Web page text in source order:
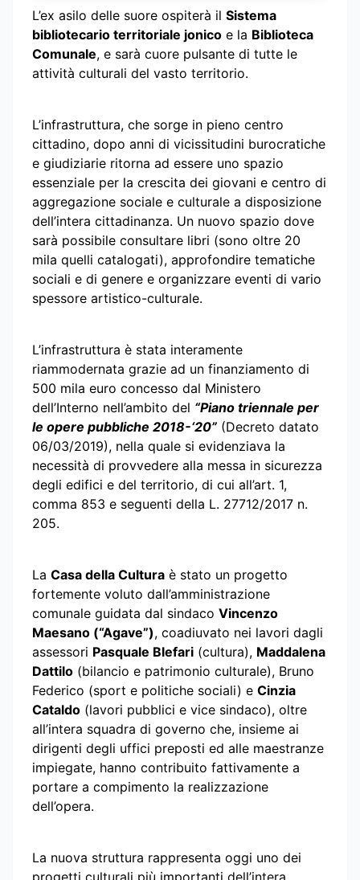
L’ex asilo delle suore ospiterà il Sistema
bibliotecario territoriale jonico e la Biblioteca
Comunale, e sarà cuore pulsante di tutte le
attività culturali del vasto territorio.
L’infrastruttura, che sorge in pieno centro
cittadino, dopo anni di vicissitudini burocratiche
e giudiziarie ritorna ad essere uno spazio
essenziale per la crescita dei giovani e centro di
aggregazione sociale e culturale a disposizione
dell’intera cittadinanza. Un nuovo spazio dove
sarà possibile consultare libri (sono oltre 20
mila quelli catalogati), approfondire tematiche
sociali e di genere e organizzare eventi di vario
spessore artistico-culturale.
L’infrastruttura è stata interamente
riammodernata grazie ad un finanziamento di
500 mila euro concesso dal Ministero
dell’Interno nell’ambito del “Piano triennale per
le opere pubbliche 2018-‘20” (Decreto datato
06/03/2019), nella quale si evidenziava la
necessità di provvedere alla messa in sicurezza
degli edifici e del territorio, di cui all’art. 1,
comma 853 e seguenti della L. 27712/2017 n.
205.
La Casa della Cultura è stato un progetto
fortemente voluto dall’amministrazione
comunale guidata dal sindaco Vincenzo
Maesano (“Agave”), coadiuvato nei lavori dagli
assessori Pasquale Blefari (cultura), Maddalena
Dattilo (bilancio e patrimonio culturale), Bruno
Federico (sport e politiche sociali) e Cinzia
Cataldo (lavori pubblici e vice sindaco), oltre
all’intera squadra di governo che, insieme ai
dirigenti degli uffici preposti ed alle maestranze
impiegate, hanno contribuito fattivamente a
portare a compimento la realizzazione
dell’opera.
La nuova struttura rappresenta oggi uno dei